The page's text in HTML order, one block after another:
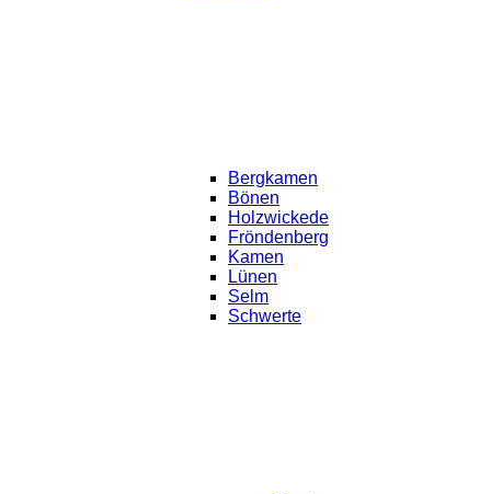
Bergkamen
Bönen
Holzwickede
Fröndenberg
Kamen
Lünen
Selm
Schwerte